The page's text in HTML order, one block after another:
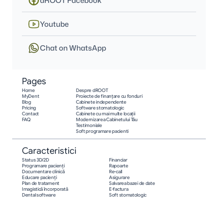
Youtube
Chat on WhatsApp
Pages
Home
MyDent
Blog
Pricing
Contact
FAQ
Despre dROOT
Proiecte de finanțare cu fonduri
Cabinete independente
Software stomatologic
Cabinete cu mai multe locații
Modernizarea Cabinetului Tău
Testimoniale
Soft programare pacienti
Caracteristici
Status 3D/2D
Programare pacienţi
Documentare clinică
Educare pacienţi
Plan de tratament
Imagistică încorporată
Dental software
Financiar
Rapoarte
Re-call
Asigurare
Salvarea bazei de date
E-factura
Soft stomatologic